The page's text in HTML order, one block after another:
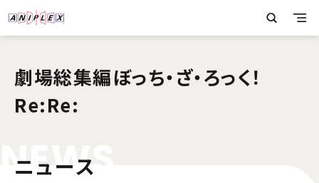
劇場総集編ぼっち・ざ・ろっく！
Re:Re:
NEWS
ニュース